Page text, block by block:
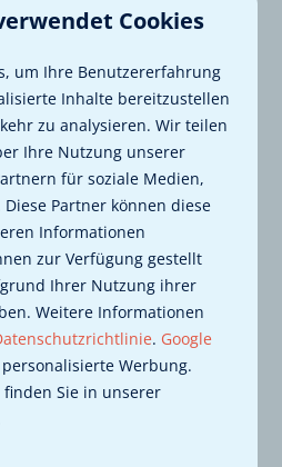
DIREKT
eine Anmerkung? Bitte
uns in Verbindung zu
Cookies
um Ihre Benutzererfahrung
Inhalte bereitzustellen
zu analysieren. Wir teilen
Ihre Nutzung unserer
für soziale Medien,
Partner können diese
Informationen
zur Verfügung gestellt
Ihrer Nutzung ihrer
Weitere Informationen
. Google
Werbung.
Sie in unserer